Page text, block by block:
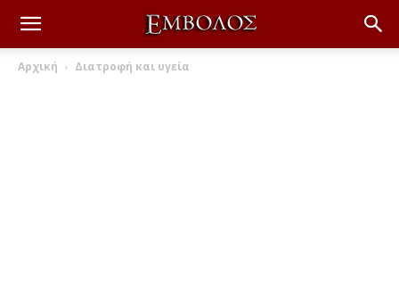
Αρχική Διατροφή και υγεία